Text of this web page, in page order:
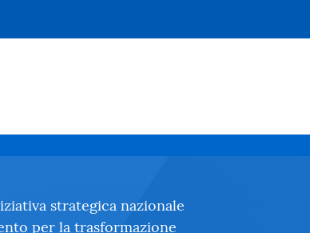
strategica nazionale
per la trasformazione